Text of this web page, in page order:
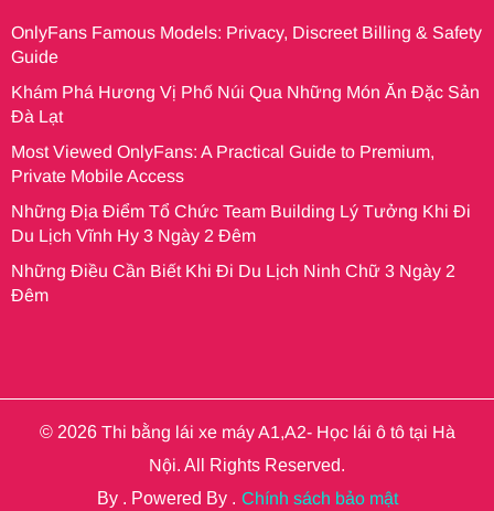
OnlyFans Famous Models: Privacy, Discreet Billing & Safety
Guide
Khám Phá Hương Vị Phố Núi Qua Những Món Ăn Đặc Sản
Đà Lạt
Most Viewed OnlyFans: A Practical Guide to Premium,
Private Mobile Access
Những Địa Điểm Tổ Chức Team Building Lý Tưởng Khi Đi
Du Lịch Vĩnh Hy 3 Ngày 2 Đêm
Những Điều Cần Biết Khi Đi Du Lịch Ninh Chữ 3 Ngày 2
Đêm
© 2026 Thi bằng lái xe máy A1,A2- Học lái ô tô tại Hà
Nội. All Rights Reserved.
By . Powered By . Chính sách bảo mật